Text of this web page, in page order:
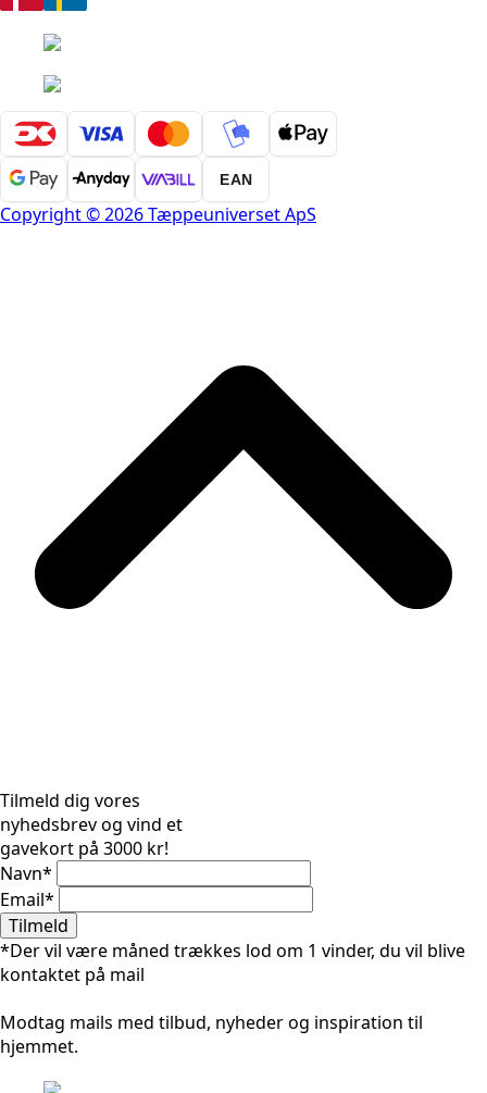
EAN
Copyright © 2026 Tæppeuniverset ApS
Tilmeld dig vores
nyhedsbrev og vind et
gavekort på 3000 kr!
Navn*
Email*
Tilmeld
*Der vil være måned trækkes lod om 1 vinder, du vil blive
kontaktet på mail
Modtag mails med tilbud, nyheder og inspiration til
hjemmet.